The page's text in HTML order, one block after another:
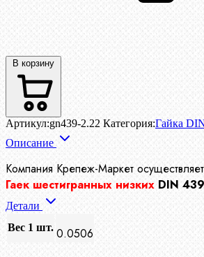
В корзину
Артикул:gn439-2.22 Категория:Гайка
Описание
Компания Крепеж-Маркет осуществляет
Гаек шестигранных низких DIN
Детали
Вес 1 шт. 0.0506